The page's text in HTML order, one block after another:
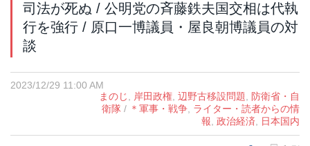
司法が死ぬ / 公明党の斉藤鉄夫国交相は代執
行を強行 / 原口一博議員・屋良朝博議員の対
談
2023/12/29 11:00 AM
まのじ, 岸田政権, 辺野古移設問題, 防衛省・自
衛隊 / ＊軍事・戦争, ライター・読者からの情
報, 政治経済, 日本国内